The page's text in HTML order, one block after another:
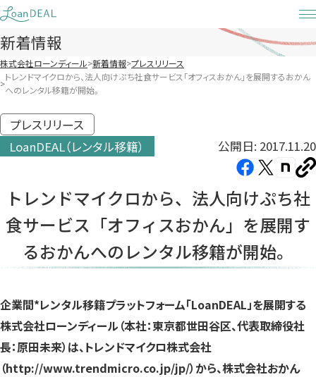
Skip
to
content
新着情報
株式会社ローンディール 新着情報 プレスリリース
トレンドマイクロから、法人向けぷち社食サービス「オフィスおかん」を展開するおかん
へのレンタル移籍が開始。
プレスリリース
LoanDEAL（レンタル移籍）
公開日: 2017.11.20
Facebook（新
い
で
ま
す）
X（新
い
タ
ブ
で
ま
す）
note（新
い
タ
ブ
で
ま
す）
コ
ピ
ー
トレンドマイクロから、法人向けぷち社
食サービス「オフィスおかん」を展開す
るおかんへのレンタル移籍が開始。
企業間*レンタル移籍プラットフォーム「LoanDEAL」を展開する
株式会社ローンディール（本社：東京都世田谷区、代表取締役社
長：原田未来）は、トレンドマイクロ株式会社
（http://www.trendmicro.co.jp/jp/）から、株式会社おかん